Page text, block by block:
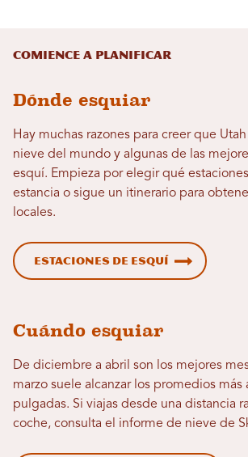
Comience a planificar
Dónde esquiar
Hay muchas razones para creer que
nieve del mundo y algunas de las
esquí. Empieza por elegir qué
estancia o sigue un itinerario para
locales.
Estaciones de esquí
Cuándo esquiar
De diciembre a abril son los mejores
marzo suele alcanzar los promedios más
pulgadas. Si viajas desde una distancia
coche, consulta el informe de nieve de